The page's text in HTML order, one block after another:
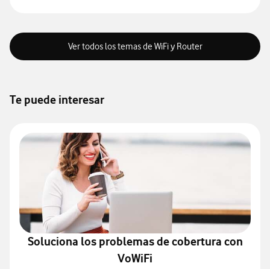
Ver todos los temas de WiFi y Router
Te puede interesar
Soluciona los problemas de cobertura con
VoWiFi